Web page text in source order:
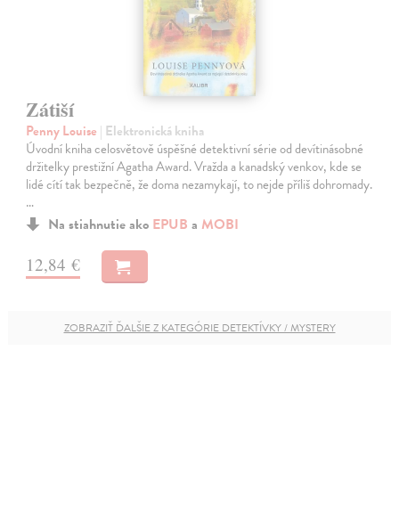
Zátiší
Penny Louise | Elektronická kniha
Úvodní kniha celosvětově úspěšné detektivní série od devítinásobné
držitelky prestižní Agatha Award. Vražda a kanadský venkov, kde se
lidé cítí tak bezpečně, že doma nezamykají, to nejde příliš dohromady.
…
Na stiahnutie ako EPUB a MOBI
12,84 €
ZOBRAZIŤ ĎALŠIE Z KATEGÓRIE DETEKTÍVKY / MYSTERY